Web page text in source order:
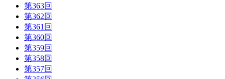
第363回
第362回
第361回
第360回
第359回
第358回
第357回